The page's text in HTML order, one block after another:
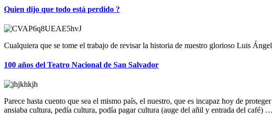
Quien dijo que todo está perdido ?
Cualquiera que se tome el trabajo de revisar la historia de nuestro glorioso Luis
100 años del Teatro Nacional de San Salvador
Parece hasta cuento que sea el mismo país, el nuestro, que es incapaz hoy de
ansiaba cultura, pedía cultura, podía pagar cultura (auge del añil y entrada del café) …